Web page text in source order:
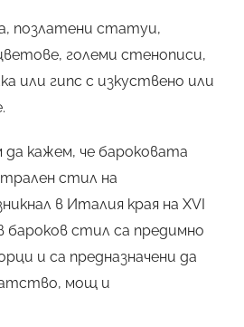
позлатени статуи,
големи стенописи,
или гипс с изкуствено или
кажем, че бароковата
стил на
в Италия края на XVI
стил са предимно
и са предназначени да
мощ и